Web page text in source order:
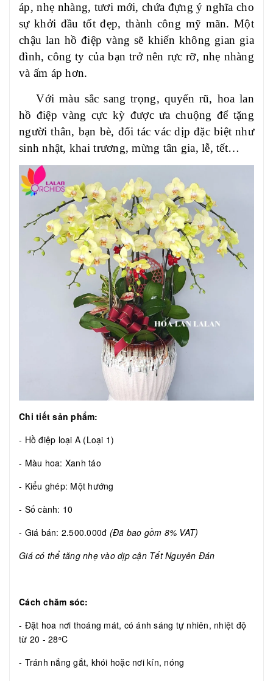
áp, nhẹ nhàng, tươi mới, chứa đựng ý nghĩa cho
sự khởi đầu tốt đẹp, thành công mỹ mãn. Một
chậu lan hồ điệp vàng sẽ khiến không gian gia
đình, công ty của bạn trở nên rực rỡ, nhẹ nhàng
và ấm áp hơn.
Với màu sắc sang trọng, quyến rũ, hoa lan
hồ điệp vàng cực kỳ được ưa chuộng để tặng
người thân, bạn bè, đối tác vác dịp đặc biệt như
sinh nhật, khai trương, mừng tân gia, lễ, tết…
Chi tiết sản phẩm:
- Hồ điệp loại A (Loại 1)
- Màu hoa: Xanh táo
- Kiểu ghép: Một hướng
- Số cành: 10
- Giá bán: 2.500.000đ (Đã bao gồm 8% VAT)
Giá có thể tăng nhẹ vào dịp cận Tết Nguyên Đán
Cách chăm sóc:
- Đặt hoa nơi thoáng mát, có ánh sáng tự nhiên, nhiệt độ
từ 20 - 28oC
- Tránh nắng gắt, khói hoặc nơi kín, nóng